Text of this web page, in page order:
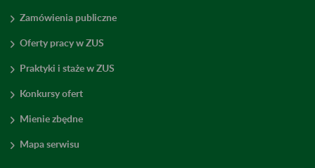
Zamówienia publiczne
Oferty pracy w ZUS
Praktyki i staże w ZUS
Konkursy ofert
Mienie zbędne
Mapa serwisu